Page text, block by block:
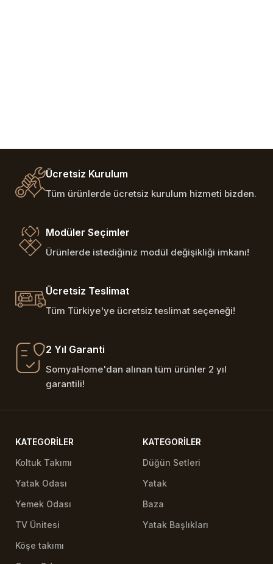
Ücretsiz Kurulum
Tüm ürünlerde ücretsiz kurulum hizmeti bizden.
Modüler Seçimler
Ürünlerde istediğiniz modül değişikliği imkanı!
Ücretsiz Teslimat
Tüm Türkiye'ye ücretsiz teslimat seçeneği!
2 Yıl Garanti
SomyaHome'dan alınan tüm ürünler 2 yıl
garantili!
KATEGORILER
Koltuk Takımı
Yatak Odası
Yemek Odası
TV Ünitesi
Köşe takımı
KATEGORILER
Düğün Setleri
Yatak
Baza
Yatak Başlıkları